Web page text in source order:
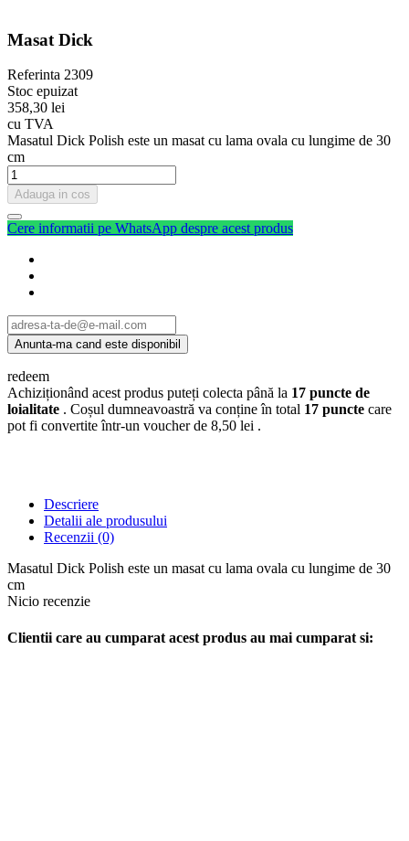
Masat Dick
Referinta 2309
Stoc epuizat
358,30 lei
cu TVA
Masatul Dick Polish este un masat cu lama ovala cu lungime de 30
cm
Adauga in cos
Cere informatii pe WhatsApp despre acest produs
redeem
Achiziționând acest produs puteți colecta până la 17 puncte de
loialitate . Coșul dumneavoastră va conține în total 17 puncte care
pot fi convertite într-un voucher de 8,50 lei .
Descriere
Detalii ale produsului
Recenzii (0)
Masatul Dick Polish este un masat cu lama ovala cu lungime de 30
cm
Nicio recenzie
Clientii care au cumparat acest produs au mai cumparat si: